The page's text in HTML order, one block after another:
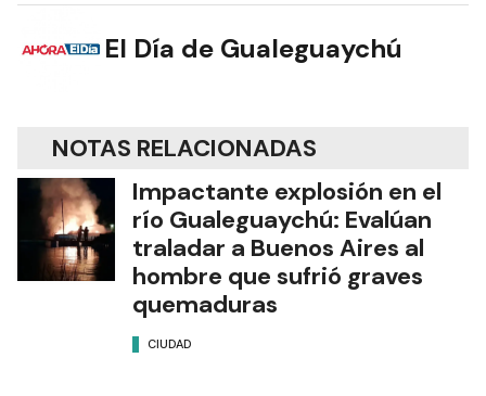
El Día de Gualeguaychú
NOTAS RELACIONADAS
Impactante explosión en el
río Gualeguaychú: Evalúan
traladar a Buenos Aires al
hombre que sufrió graves
quemaduras
CIUDAD